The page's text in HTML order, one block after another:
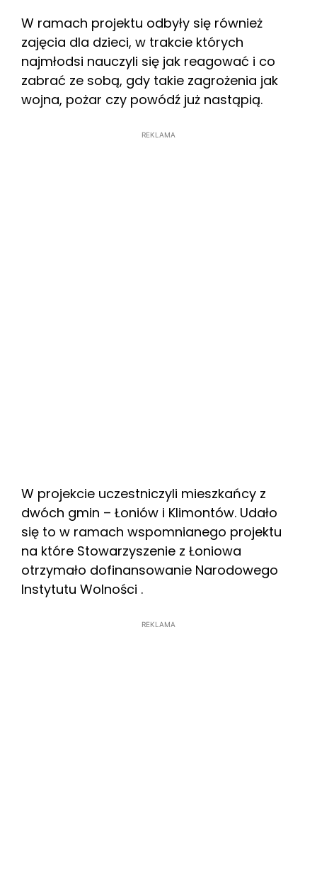
W ramach projektu odbyły się również
zajęcia dla dzieci, w trakcie których
najmłodsi nauczyli się jak reagować i co
zabrać ze sobą, gdy takie zagrożenia jak
wojna, pożar czy powódź już nastąpią.
REKLAMA
W projekcie uczestniczyli mieszkańcy z
dwóch gmin – Łoniów i Klimontów. Udało
się to w ramach wspomnianego projektu
na które Stowarzyszenie z Łoniowa
otrzymało dofinansowanie Narodowego
Instytutu Wolności .
REKLAMA